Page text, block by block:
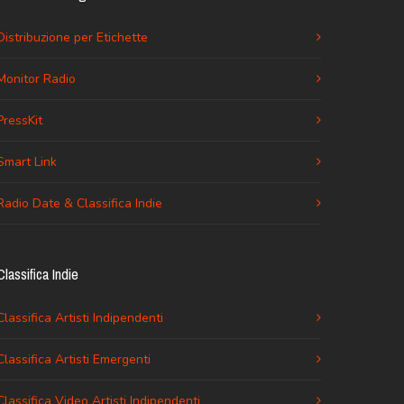
per Etichette
Radio
Link
Date & Classifica Indie
Indie
Artisti Indipendenti
Artisti Emergenti